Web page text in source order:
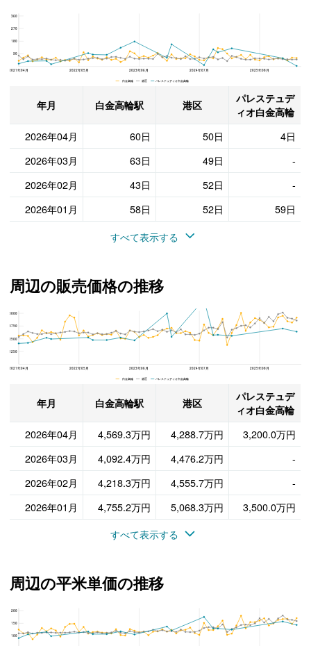
2021年04月 2022年05月 2023年06月 2024年07月 2025年08月
360
270
180
90
白金高輪 港区 パレステュディオ白金高輪
年月 白金高輪駅 港区
パレステュデ
ィオ白金高輪
2026年04月
60日 50日
4日
2026年03月
63日 49日
-
2026年02月
43日 52日
-
2026年01月
58日 52日
59日
すべて表示する
周辺の販売価格の推移
パレステュディオ白金高輪、港区と白金高輪駅の周辺の販売価格の推移
2021年04月 2022年05月 2023年06月 2024年07月 2025年08月
5000
3750
2500
1250
白金高輪 港区 パレステュディオ白金高輪
年月 白金高輪駅 港区
パレステュデ
ィオ白金高輪
2026年04月
4,569.3万円 4,288.7万円
3,200.0万円
2026年03月
4,092.4万円 4,476.2万円
-
2026年02月
4,218.3万円 4,555.7万円
-
2026年01月
4,755.2万円 5,068.3万円
3,500.0万円
すべて表示する
周辺の平米単価の推移
200
150
100